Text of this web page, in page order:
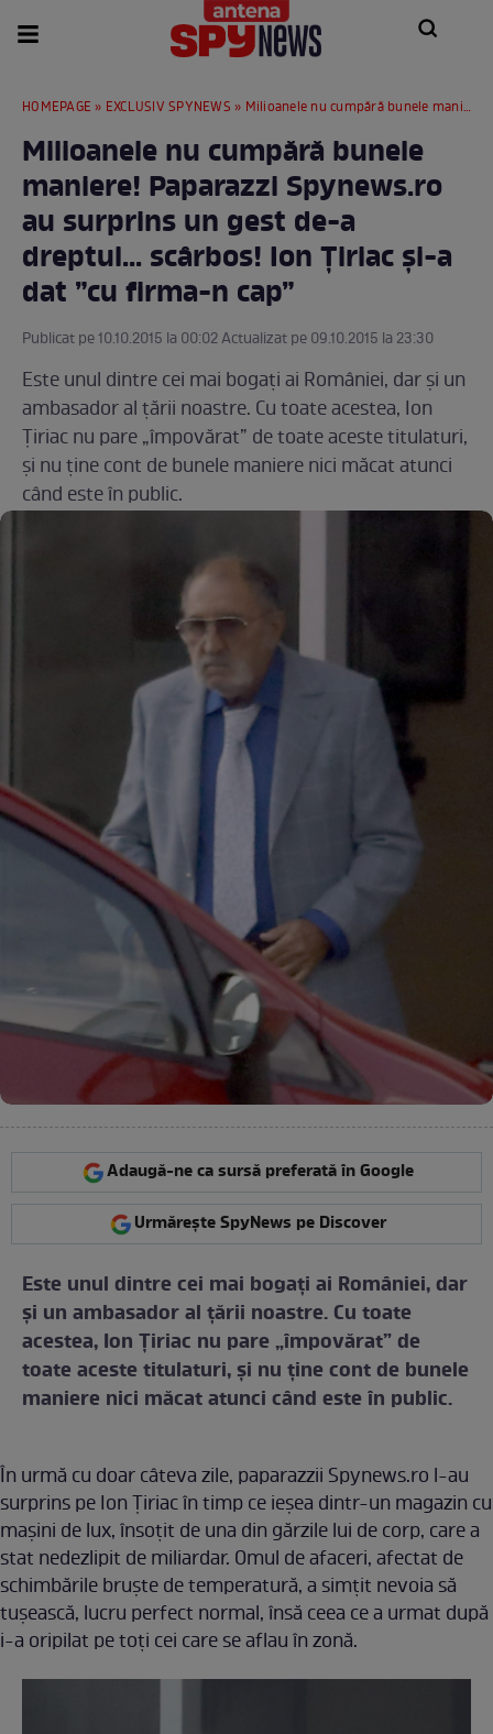
HOMEPAGE » EXCLUSIV SPYNEWS » Milioanele nu cumpără bunele maniere! Paparazzi Spynews.ro au surprins un gest de-a dreptul... scârbos! Ion Țiriac și-a dat ”cu firma-n cap”
Milioanele nu cumpără bunele
maniere! Paparazzi Spynews.ro
au surprins un gest de-a
dreptul... scârbos! Ion Țiriac și-a
dat ”cu firma-n cap”
Publicat pe 10.10.2015 la 00:02 Actualizat pe 09.10.2015 la 23:30
Este unul dintre cei mai bogaţi ai României, dar şi un
ambasador al ţării noastre. Cu toate acestea, Ion
Ţiriac nu pare „împovărat” de toate aceste titulaturi,
şi nu ţine cont de bunele maniere nici măcat atunci
când este în public.
Adaugă-ne ca sursă preferată în Google
Urmărește SpyNews pe Discover
Este unul dintre cei mai bogaţi ai României, dar
şi un ambasador al ţării noastre. Cu toate
acestea, Ion Ţiriac nu pare „împovărat” de
toate aceste titulaturi, şi nu ţine cont de bunele
maniere nici măcat atunci când este în public.
În urmă cu doar câteva zile, paparazzii Spynews.ro l-au
surprins pe Ion Ţiriac în timp ce ieşea dintr-un magazin cu
maşini de lux, însoţit de una din gărzile lui de corp, care a
stat nedezlipit de miliardar. Omul de afaceri, afectat de
schimbările bruşte de temperatură, a simţit nevoia să
tuşească, lucru perfect normal, însă ceea ce a urmat după
i-a oripilat pe toţi cei care se aflau în zonă.